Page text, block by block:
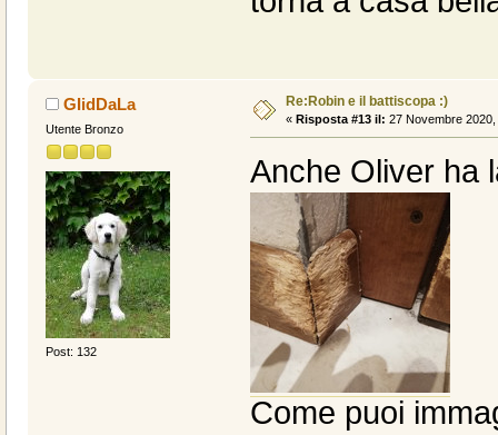
GIidDaLa
Utente Bronzo
Post: 132
Re:Robin e il battiscopa :)
« Risposta #13 il: 27 Novembre
Anche Oliver ha
Come puoi